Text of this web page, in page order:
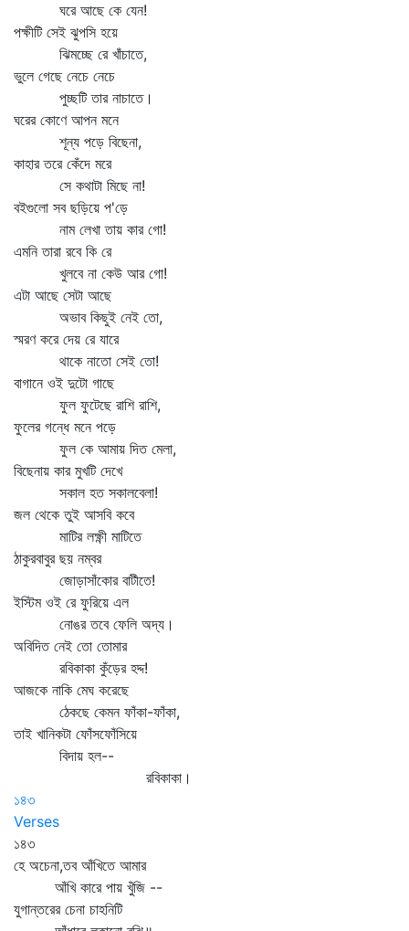
ঘরে আছে কে যেন!
পক্ষীটি সেই ঝুপসি হয়ে
ঝিমচ্ছে রে খাঁচাতে,
ভুলে গেছে নেচে নেচে
পুচ্ছটি তার নাচাতে।
ঘরের কোণে আপন মনে
শূন্য পড়ে বিছেনা,
কাহার তরে কেঁদে মরে
সে কথাটা মিছে না!
বইগুলো সব ছড়িয়ে প'ড়ে
নাম লেখা তায় কার গো!
এমনি তারা রবে কি রে
খুলবে না কেউ আর গো!
এটা আছে সেটা আছে
অভাব কিছুই নেই তো,
স্মরণ করে দেয় রে যারে
থাকে নাতো সেই তো!
বাগানে ওই দুটো গাছে
ফুল ফুটেছে রাশি রাশি,
ফুলের গন্ধে মনে পড়ে
ফুল কে আমায় দিত মেলা,
বিছেনায় কার মুখটি দেখে
সকাল হত সকালবেলা!
জল থেকে তুই আসবি কবে
মাটির লক্ষ্ণী মাটিতে
ঠাকুরবাবুর ছয় নম্বর
জোড়াসাঁকোর বাটীতে!
ইস্টিম ওই রে ফুরিয়ে এল
নোঙর তবে ফেলি অদ্য।
অবিদিত নেই তো তোমার
রবিকাকা কুঁড়ের হদ্দ!
আজকে নাকি মেঘ করেছে
ঠেকছে কেমন ফাঁকা-ফাঁকা,
তাই খানিকটা ফোঁসফোঁসিয়ে
বিদায় হল--
রবিকাকা।
১৪৩
Verses
১৪৩
হে অচেনা,তব আঁখিতে আমার
আঁখি কারে পায় খুঁজি --
যুগান্তরের চেনা চাহনিটি